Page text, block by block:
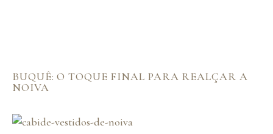
BUQUÊ: O TOQUE FINAL PARA REALÇAR A
NOIVA